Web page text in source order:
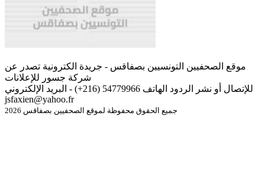
موقع الصحفيين التونسيين بصفاقس - جريدة الكترونية تصدر عن
شركة جسور للإعلانات
للإتصال أو نشر الردود الهاتف 54779966 (216+) - البريد الإلكتروني
jsfaxien@yahoo.fr
جميع الحقوق محفوظة لموقع الصحفيين بصفاقس 2026